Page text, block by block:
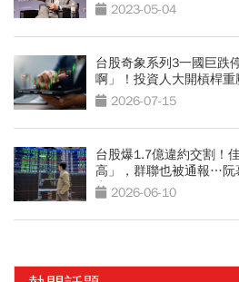
2023-05-04
台股奇象系列3一國巨跌
啊」！投資人大開槓桿
現 2026-07-15
台股爆1.7億違約交割！
高」，群聯也被通報…阮
空 2026-06-10